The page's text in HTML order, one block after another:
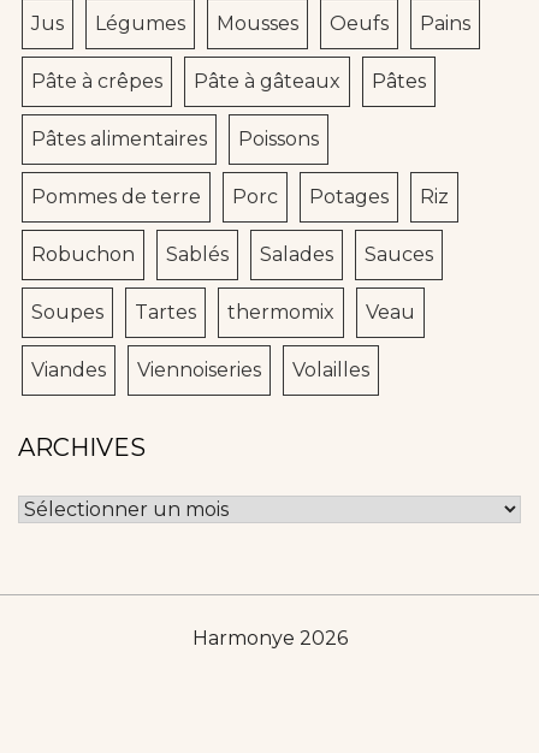
Jus Légumes Mousses Oeufs Pains
Pâte à crêpes Pâte à gâteaux Pâtes
Pâtes alimentaires Poissons
Pommes de terre Porc Potages Riz
Robuchon Sablés Salades Sauces
Soupes Tartes thermomix Veau
Viandes Viennoiseries Volailles
ARCHIVES
Archives
Harmonye 2026